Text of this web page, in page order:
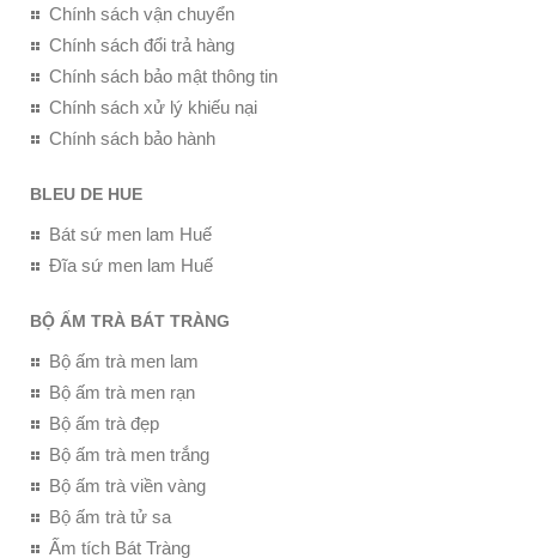
Chính sách vận chuyển
Chính sách đổi trả hàng
Chính sách bảo mật thông tin
Chính sách xử lý khiếu nại
Chính sách bảo hành
BLEU DE HUE
Bát sứ men lam Huế
Đĩa sứ men lam Huế
BỘ ẤM TRÀ BÁT TRÀNG
Bộ ấm trà men lam
Bộ ấm trà men rạn
Bộ ấm trà đẹp
Bộ ấm trà men trắng
Bộ ấm trà viền vàng
Bộ ấm trà tử sa
Ấm tích Bát Tràng